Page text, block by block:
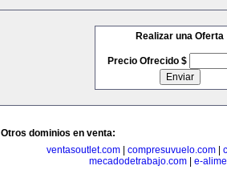
Realizar una Oferta
Precio Ofrecido $
Otros dominios en venta:
ventasoutlet.com
compresuvuelo.com
mecadodetrabajo.com| e-